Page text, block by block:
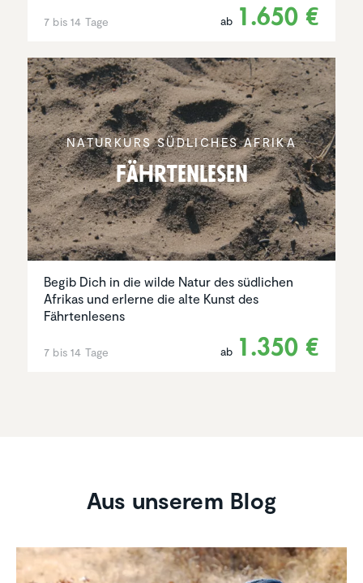
7 bis 14 Tage ab 1.650 €
NATURKURS SÜDLICHES AFRIKA
Fährten­lesen
Begib Dich in die wilde Natur des südlichen
Afrikas und erlerne die alte Kunst des
Fährtenlesens
7 bis 14 Tage ab 1.350 €
Aus unserem Blog